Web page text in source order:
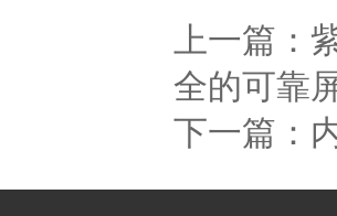
上一篇：
全的可靠
下一篇：